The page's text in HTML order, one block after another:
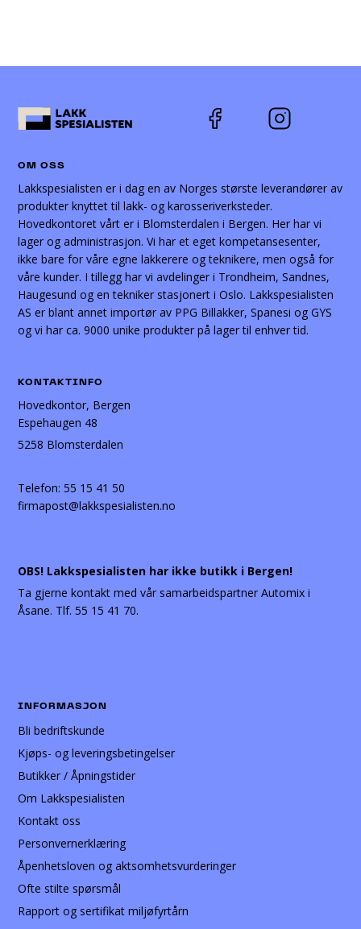
OM OSS
Lakkspesialisten er i dag en av Norges største leverandører av
produkter knyttet til lakk- og karosseriverksteder.
Hovedkontoret vårt er i Blomsterdalen i Bergen. Her har vi
lager og administrasjon. Vi har et eget kompetansesenter,
ikke bare for våre egne lakkerere og teknikere, men også for
våre kunder. I tillegg har vi avdelinger i Trondheim, Sandnes,
Haugesund og en tekniker stasjonert i Oslo. Lakkspesialisten
AS er blant annet importør av PPG Billakker, Spanesi og GYS
og vi har ca. 9000 unike produkter på lager til enhver tid.
KONTAKTINFO
Hovedkontor, Bergen
Espehaugen 48
5258 Blomsterdalen
Telefon:55 15 41 50
firmapost@lakkspesialisten.no
OBS! Lakkspesialisten har ikke butikk i Bergen!
Ta gjerne kontakt med vår samarbeidspartner Automix i
Åsane. Tlf. 55 15 41 70.
INFORMASJON
Bli bedriftskunde
Kjøps- og leveringsbetingelser
Butikker / Åpningstider
Om Lakkspesialisten
Kontakt oss
Personvernerklæring
Åpenhetsloven og aktsomhetsvurderinger
Ofte stilte spørsmål
Rapport og sertifikat miljøfyrtårn